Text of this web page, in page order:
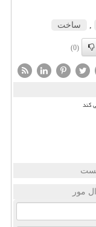
, ساخت
(0)
کند
پست
مور